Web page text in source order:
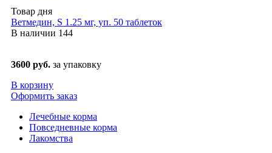
Товар дня
Ветмедин, S 1.25 мг, уп. 50 таблеток
В наличии 144
3600 руб. за упаковку
В корзину
Оформить заказ
Лечебные корма
Повседневные корма
Лакомства